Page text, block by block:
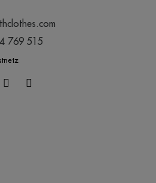
769 515